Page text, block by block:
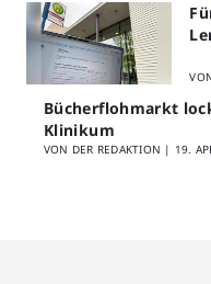
Bücherflohmarkt
Klinikum
VON DER REDAKTION | 19.